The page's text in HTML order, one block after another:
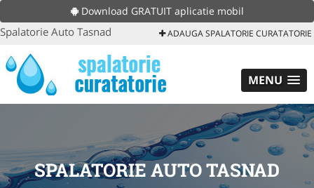
Download GRATUIT aplicatie mobil
Spalatorie Auto Tasnad ADAUGA SPALATORIE CURATATORIE
MENU
SPALATORIE AUTO TASNAD